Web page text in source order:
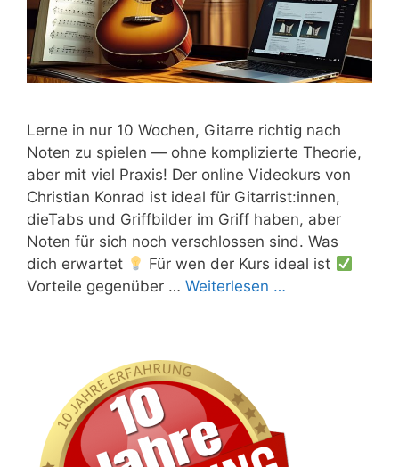
Lerne in nur 10 Wochen, Gitarre richtig nach
Noten zu spielen — ohne komplizierte Theorie,
aber mit viel Praxis! Der online Videokurs von
Christian Konrad ist ideal für Gitarrist:innen,
dieTabs und Griffbilder im Griff haben, aber
Noten für sich noch verschlossen sind. Was
dich erwartet
Für wen der Kurs ideal ist
Vorteile gegenüber … Weiterlesen …